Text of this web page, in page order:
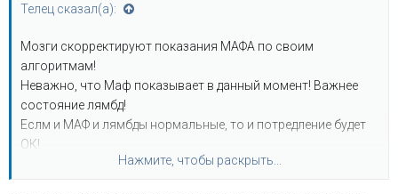
Телец сказал(а):
Мозги скорректируют показания МАФА по своим
алгоритмам!
Неважно, что Маф показывает в данный момент! Важнее
состояние лямбд!
Еслм и МАФ и лямбды нормальные, то и потредление будет
ОК!
А флюктуации МАФА, в пределах нормы, мозг нивели
Нажмите, чтобы раскрыть...